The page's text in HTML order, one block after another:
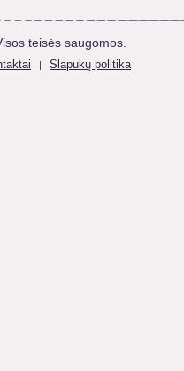
teisės saugomos.
| Slapukų politika